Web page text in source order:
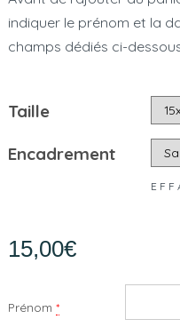
indiquer le prénom et la
champs dédiés ci-
Taille
Encadrement
15,00€
Prénom *